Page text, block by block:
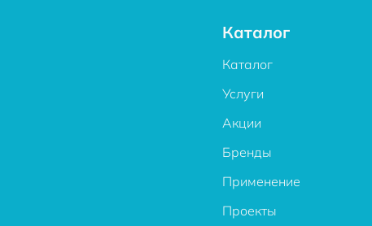
Каталог
Каталог
Услуги
Акции
Бренды
Применение
Проекты